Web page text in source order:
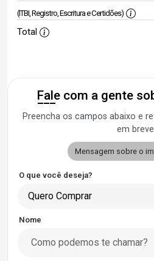
(ITBI, Registro, Escritura e Certidões)
Total
Fale com a gente
Preencha os campos abaixo e
em
Mensagem sobre o
O que você deseja?
Quero Comprar
Nome